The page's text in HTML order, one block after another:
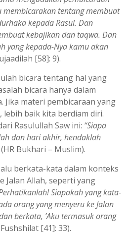
tentang membuat
kepada Rasul. Dan
kebajikan dan taqwa. Dan
yang kepada-Nya kamu akan
[58]: 9).
bicara tentang hal yang
bicara hanya dalam
Jika materi pembicaraan yang
lebih baik kita berdiam diri.
Rasulullah Saw ini: “Siapa
dan hari akhir, hendaklah
Bukhari – Muslim).
berkata-kata dalam konteks
Jalan Allah, seperti yang
Siapakah yang kata-
orang yang menyeru ke Jalan
berkata, ’Aku termasuk orang
[41]: 33).